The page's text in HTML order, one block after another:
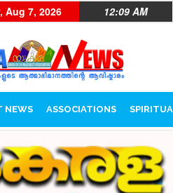
Aug 7, 2026 12:09 AM
NEWS ASSOCIATIONS